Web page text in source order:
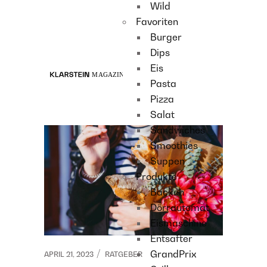
Wild
Favoriten
Burger
Dips
Eis
Pasta
Pizza
Salat
Sandwiches
Smoothies
Suppen
Produkte
Backen
Dörrautomat
Eismaschine
Entsafter
GrandPrix
APRIL 21, 2023 RATGEBER